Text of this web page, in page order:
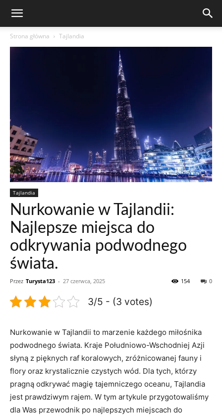
Strona główna Tajlandia
Tajlandia
Nurkowanie w Tajlandii:
Najlepsze miejsca do
odkrywania podwodnego
świata.
Przez Turysta123 - 27 czerwca, 2025 0
154
3/5 - (3 votes)
Nurkowanie w Tajlandii to marzenie każdego miłośnika
podwodnego świata. Kraje ‌Południowo-Wschodniej Azji
słyną z pięknych raf koralowych, zróżnicowanej fauny i
flory oraz ⁢krystalicznie czystych‍ wód. Dla tych,⁣ którzy
pragną odkrywać magię‍ tajemniczego oceanu, Tajlandia
jest‌ prawdziwym rajem.⁢ W ‍tym⁣ artykule ​przygotowaliśmy
dla Was przewodnik po najlepszych miejscach do